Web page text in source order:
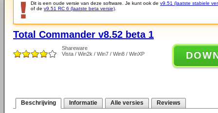
Dit is een oude versie van deze software. Je kunt ook de v9.51 (laatste stabiele
of de v9.51 RC 6 (laatste beta versie)
Total Commander v8.52 beta 1
Shareware
Vista / Win2k / Win7 / Win8 / WinXP
Beschrijving Informatie Alle versies Reviews